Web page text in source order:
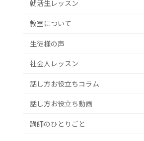
就活生レッスン
教室について
生徒様の声
社会人レッスン
話し方お役立ちコラム
話し方お役立ち動画
講師のひとりごと